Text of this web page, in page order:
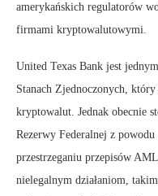
amerykańskich regulatorów
firmami kryptowalutowymi.
United Texas Bank jest
Stanach Zjednoczonych,
kryptowalut. Jednak obecnie
Rezerwy Federalnej z
przestrzeganiu przepisów
nielegalnym działaniom,